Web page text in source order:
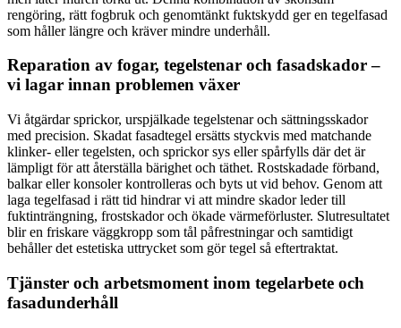
rengöring, rätt fogbruk och genomtänkt fuktskydd ger en tegelfasad
som håller längre och kräver mindre underhåll.
Reparation av fogar, tegelstenar och fasadskador –
vi lagar innan problemen växer
Vi åtgärdar sprickor, urspjälkade tegelstenar och sättningsskador
med precision. Skadat fasadtegel ersätts styckvis med matchande
klinker- eller tegelsten, och sprickor sys eller spårfylls där det är
lämpligt för att återställa bärighet och täthet. Rostskadade förband,
balkar eller konsoler kontrolleras och byts ut vid behov. Genom att
laga tegelfasad i rätt tid hindrar vi att mindre skador leder till
fuktinträngning, frostskador och ökade värmeförluster. Slutresultatet
blir en friskare väggkropp som tål påfrestningar och samtidigt
behåller det estetiska uttrycket som gör tegel så eftertraktat.
Tjänster och arbetsmoment inom tegelarbete och
fasadunderhåll